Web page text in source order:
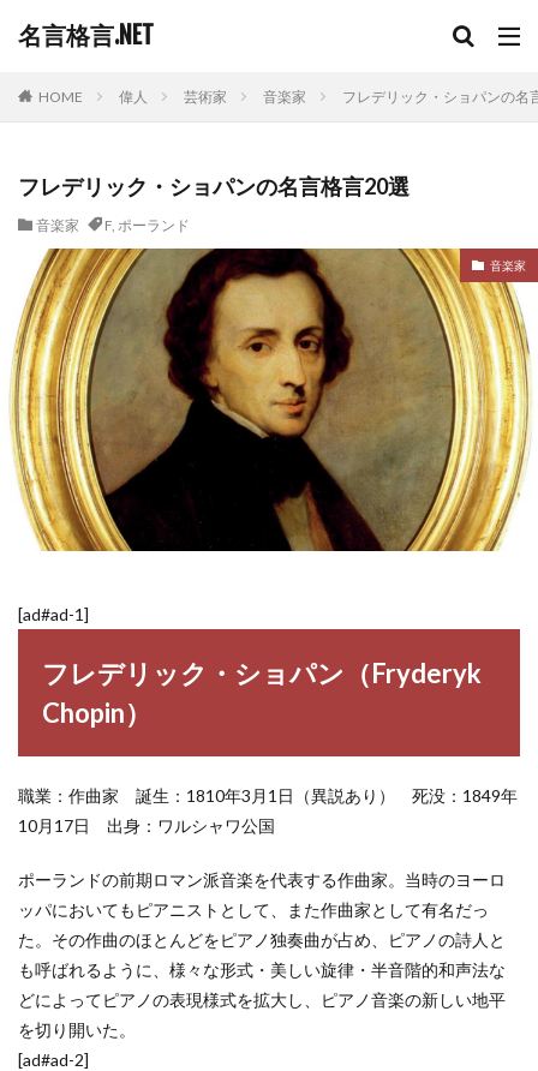
名言格言.NET
HOME 偉人 芸術家 音楽家 フレデリック・ショパンの名
フレデリック・ショパンの名言格言20選
音楽家 F, ポーランド
音楽家
[ad#ad-1]
フレデリック・ショパン（Fryderyk
Chopin）
職業：作曲家 誕生：1810年3月1日（異説あり） 死没：1849年
10月17日 出身：ワルシャワ公国
ポーランドの前期ロマン派音楽を代表する作曲家。当時のヨーロ
ッパにおいてもピアニストとして、また作曲家として有名だっ
た。その作曲のほとんどをピアノ独奏曲が占め、ピアノの詩人と
も呼ばれるように、様々な形式・美しい旋律・半音階的和声法な
どによってピアノの表現様式を拡大し、ピアノ音楽の新しい地平
を切り開いた。
[ad#ad-2]